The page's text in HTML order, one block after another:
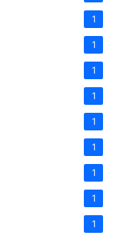
1
1
1
1
1
1
1
1
1